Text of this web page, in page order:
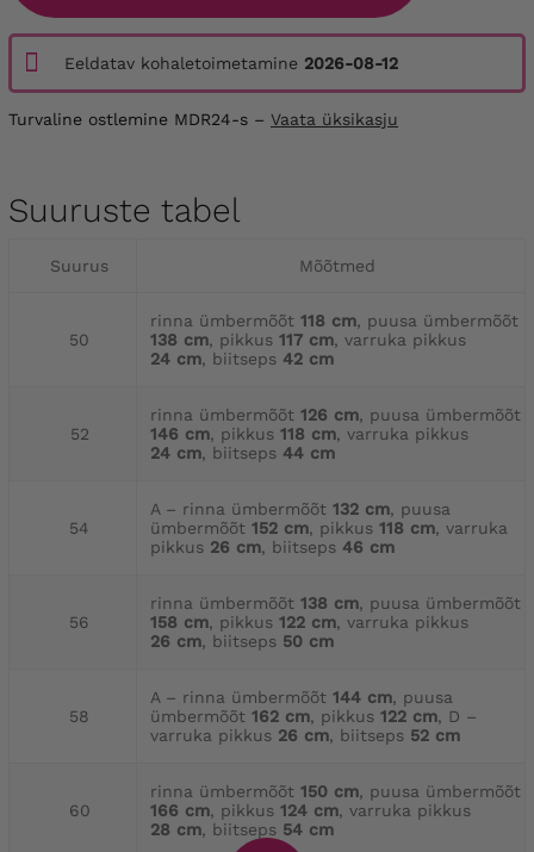
Eeldatav kohaletoimetamine 2026-08-12
Turvaline ostlemine MDR24-s – Vaata üksikasju
Suuruste tabel
Suurus Mõõtmed
50
rinna ümbermõõt 118 cm, puusa ümbermõõt
138 cm, pikkus 117 cm, varruka pikkus
24 cm, biitseps 42 cm
52
rinna ümbermõõt 126 cm, puusa ümbermõõt
146 cm, pikkus 118 cm, varruka pikkus
24 cm, biitseps 44 cm
54
A – rinna ümbermõõt 132 cm, puusa
ümbermõõt 152 cm, pikkus 118 cm, varruka
pikkus 26 cm, biitseps 46 cm
56
rinna ümbermõõt 138 cm, puusa ümbermõõt
158 cm, pikkus 122 cm, varruka pikkus
26 cm, biitseps 50 cm
58
A – rinna ümbermõõt 144 cm, puusa
ümbermõõt 162 cm, pikkus 122 cm, D –
varruka pikkus 26 cm, biitseps 52 cm
60
rinna ümbermõõt 150 cm, puusa ümbermõõt
166 cm, pikkus 124 cm, varruka pikkus
28 cm, biitseps 54 cm